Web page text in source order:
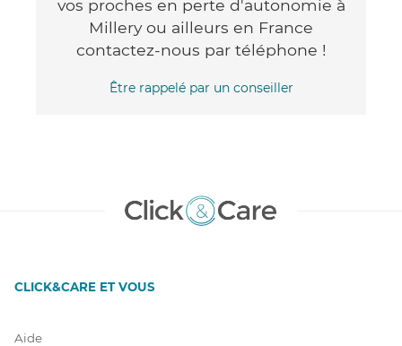
vos proches en perte d'autonomie à
Millery ou ailleurs en France
contactez-nous par téléphone !
Être rappelé par un conseiller
CLICK&CARE ET VOUS
Aide